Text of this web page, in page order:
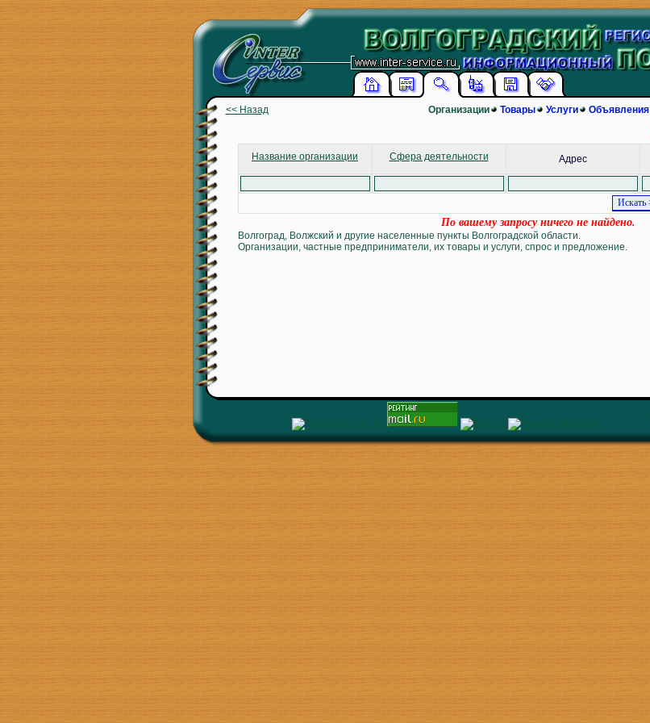
<< Назад Организации Товары Услуги Объявления
Название организации Сфера деятельности Адрес
По вашему запросу ничего не найдено.
Волгоград, Волжский и другие населенные пункты Волгоградской области.
Организации, частные предприниматели, их товары и услуги, спрос и предложение.